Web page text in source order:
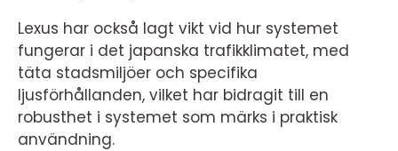
Lexus har också lagt vikt vid hur systemet
fungerar i det japanska trafikklimatet, med
täta stadsmiljöer och specifika
ljusförhållanden, vilket har bidragit till en
robusthet i systemet som märks i praktisk
användning.